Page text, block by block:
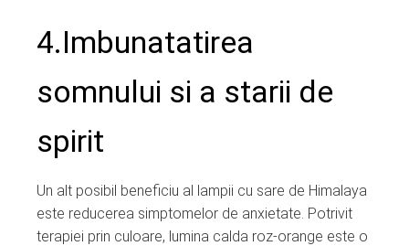
4.Imbunatatirea
somnului si a starii de
spirit
Un alt posibil beneficiu al lampii cu sare de Himalaya
este reducerea simptomelor de anxietate. Potrivit
terapiei prin culoare, lumina calda roz-orange este o